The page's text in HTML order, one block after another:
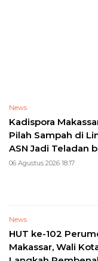
News
Kadispora
Pilah Sampah di
ASN Jadi Teladan
06 Agustus 2026 18:17
News
HUT ke-102
Makassar, Wali